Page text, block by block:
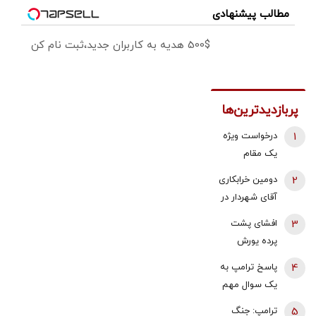
مطالب پیشنهادی
500$ هدیه به کاربران جدید،ثبت نام کن
پربازدیدترین‌ها
درخواست ویژه
یک مقام
جوانان: اگر
تفاهم ایران و
آمریکارا برای
آینده ایران
آن را با صدای
بلند مطالبه
کنید | کنشکر و
1
دومین خرابکاری
آقای شهردار در
پس لرزه صدور
«ابلاغیه‌های
اشتباهی» برای
دریافت مالیات
از خانه‌‌های
2
افشای پشت
پرده یورش
اسپانیا/ چین:
مهاجرت، یک
3
پاسخ ترامپ به
یک سوال مهم
درباره ونس و
4
ترامپ: جنگ
5